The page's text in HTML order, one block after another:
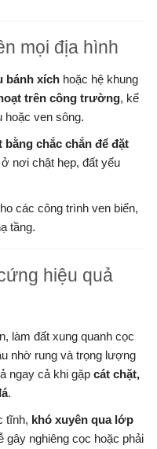
mọi địa hình
bánh xích hoặc hệ khung
trên công trường, kể
hoặc ven sông.
bằng chắc chắn để đặt
nơi chật hẹp, đất yếu
các công trình ven biển,
tầng.
hiệu quả
làm đất xung quanh cọc
nhờ rung và trọng lượng
ngay cả khi gặp cát chặt,
.
tĩnh, khó xuyên qua lớp
gây nghiêng cọc hoặc phải